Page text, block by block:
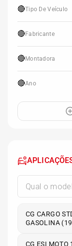
🔴Tipo De Veículo
🔴 Fabricante
🔴 Montadora
🔴Ano
CG CARGO
GASOLINA
CG ESI MOTO